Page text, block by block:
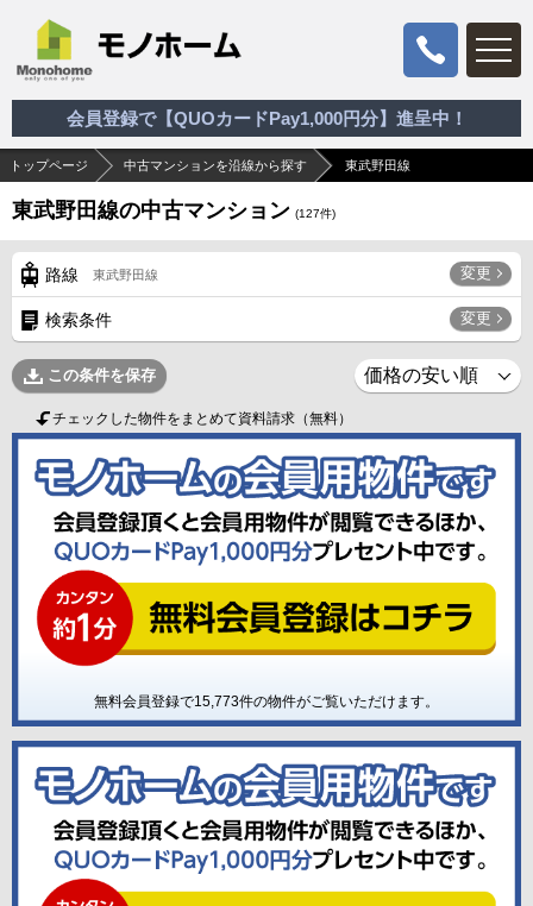
会員登録で【QUOカードPay1,000円分】進呈中！
トップページ 中古マンションを沿線から探す 東武野田線
東武野田線の中古マンション (127件)
路線 東武野田線 変更
検索条件 変更
この条件を保存
チェックした物件をまとめて資料請求（無料）
無料会員登録で15,773件の物件がご覧いただけます。